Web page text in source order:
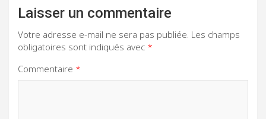
Laisser un commentaire
Votre adresse e-mail ne sera pas publiée. Les champs
obligatoires sont indiqués avec *
Commentaire *